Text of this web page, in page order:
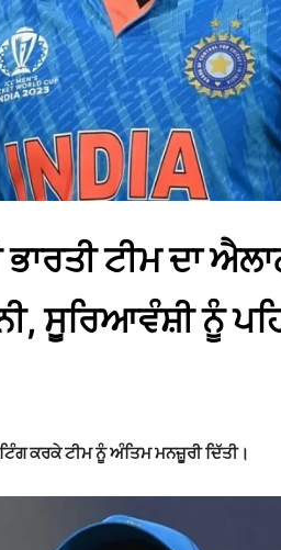
ਟੀਮ ਦਾ
ਸੂਰਿਆਵੰਸ਼ੀ ਨੂੰ
ਕਰਕੇ ਟੀਮ ਨੂੰ ਅੰਤਿਮ ਮਨਜ਼ੂਰੀ ਦਿੱਤੀ।